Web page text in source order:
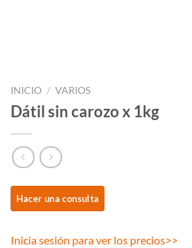
INICIO / VARIOS
Dátil sin carozo x 1kg
Inicia sesión para ver los precios>>